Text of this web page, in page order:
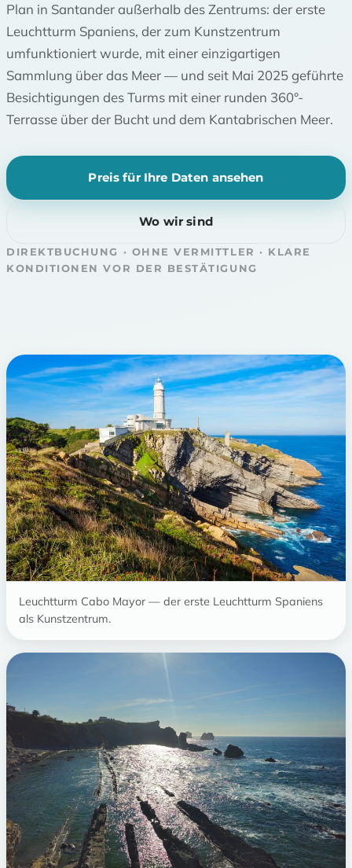
Plan in Santander außerhalb des Zentrums: der erste
Leuchtturm Spaniens, der zum Kunstzentrum
umfunktioniert wurde, mit einer einzigartigen
Sammlung über das Meer — und seit Mai 2025 geführte
Besichtigungen des Turms mit einer runden 360°-
Terrasse über der Bucht und dem Kantabrischen Meer.
Preis für Ihre Daten ansehen
Wo wir sind
DIREKTBUCHUNG · OHNE VERMITTLER · KLARE
KONDITIONEN VOR DER BESTÄTIGUNG
Leuchtturm Cabo Mayor — der erste Leuchtturm Spaniens
als Kunstzentrum.